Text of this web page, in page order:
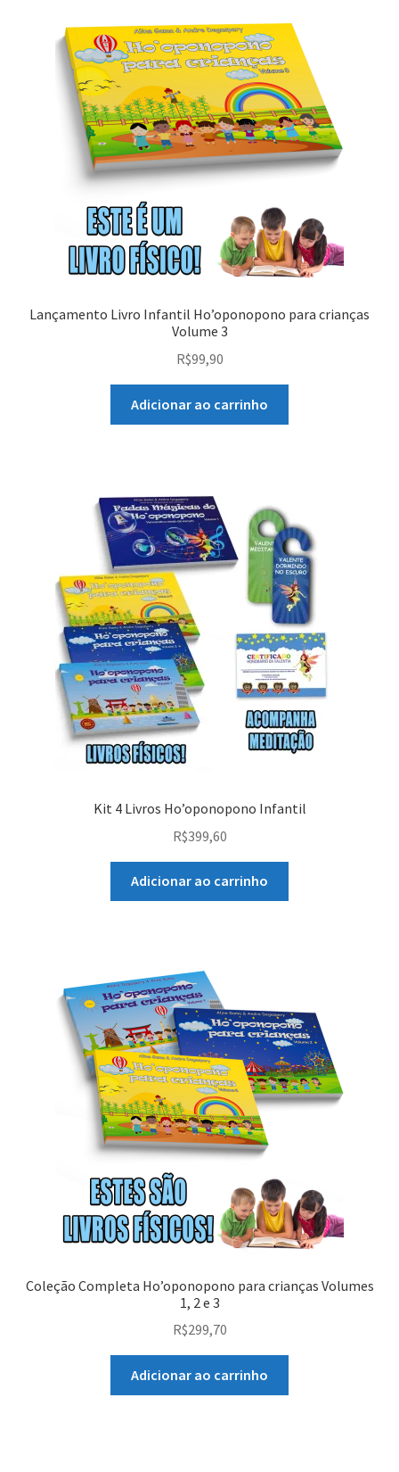
Lançamento Livro Infantil Ho’oponopono para crianças
Volume 3
R$99,90
Adicionar ao carrinho
Kit 4 Livros Ho’oponopono Infantil
R$399,60
Adicionar ao carrinho
Coleção Completa Ho’oponopono para crianças Volumes
1, 2 e 3
R$299,70
Adicionar ao carrinho